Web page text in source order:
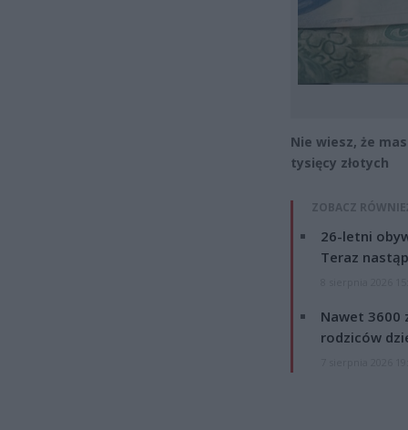
Nie wiesz, że
tysięcy złotych
ZOBACZ
26-letni
Teraz
Nawet 3600
rodziców